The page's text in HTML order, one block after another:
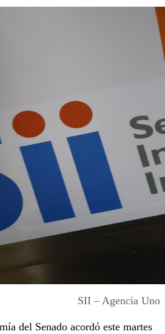
SII – Agencia Uno
del Senado acordó este martes